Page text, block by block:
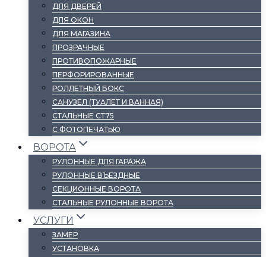
ДЛЯ ДВЕРЕЙ
ДЛЯ ОКОН
ДЛЯ МАГАЗИНА
ПРОЗРАЧНЫЕ
ПРОТИВОПОЖАРНЫЕ
ПЕРФОРИРОВАННЫЕ
РОЛЛЕТНЫЙ БОКС
САНУЗЕЛ (ТУАЛЕТ И ВАННАЯ)
СТАЛЬНЫЕ СТ75
С ФОТОПЕЧАТЬЮ
ВОРОТА
РУЛОННЫЕ ДЛЯ ГАРАЖА
РУЛОННЫЕ ВЪЕЗДНЫЕ
СЕКЦИОННЫЕ ВОРОТА
СТАЛЬНЫЕ РУЛОННЫЕ ВОРОТА
УСЛУГИ
ЗАМЕР
УСТАНОВКА